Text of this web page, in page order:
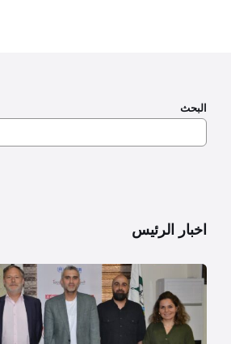
البحث
اخبار الرئيس